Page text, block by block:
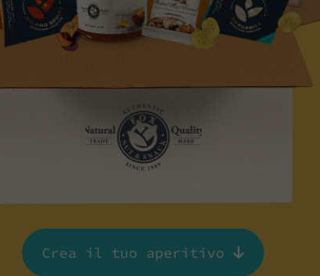
Crea il tuo aperitivo